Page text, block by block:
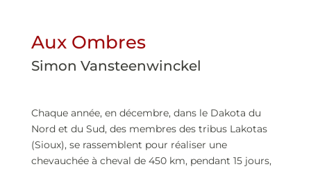
Aux Ombres
Simon Vansteenwinckel
Chaque année, en décembre, dans le Dakota du
Nord et du Sud, des membres des tribus Lakotas
(Sioux), se rassemblent pour réaliser une
chevauchée à cheval de 450 km, pendant 15 jours,